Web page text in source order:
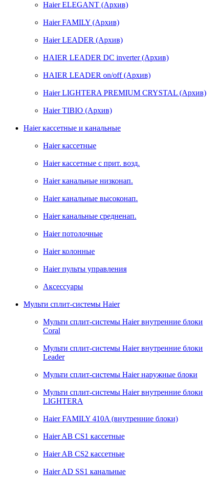
Haier ELEGANT (Архив)
Haier FAMILY (Архив)
Haier LEADER (Архив)
HAIER LEADER DC inverter (Архив)
HAIER LEADER on/off (Архив)
Haier LIGHTERA PREMIUM CRYSTAL (Архив)
Haier TIBIO (Архив)
Haier кассетные и канальные
Haier кассетные
Haier кассетные с прит. возд.
Haier канальные низконап.
Haier канальные высоконап.
Haier канальные средненап.
Haier потолочные
Haier колонные
Haier пульты управления
Аксессуары
Мульти сплит-системы Haier
Мульти сплит-системы Haier внутренние блоки
Coral
Мульти сплит-системы Haier внутренние блоки
Leader
Мульти сплит-системы Haier наружные блоки
Мульти сплит-системы Haier внутренние блоки
LIGHTERA
Haier FAMILY 410A (внутренние блоки)
Haier AB CS1 кассетные
Haier AB CS2 кассетные
Haier AD SS1 канальные